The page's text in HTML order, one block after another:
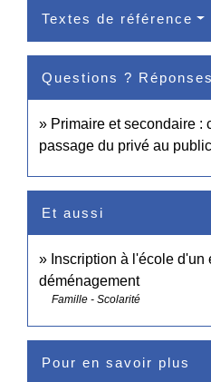
Textes de référence
Questions ?
Primaire et secondaire :
passage du privé au
Et aussi
Inscription à l'école d'un
déménagement
Famille - Scolarité
Pour en savoir plus